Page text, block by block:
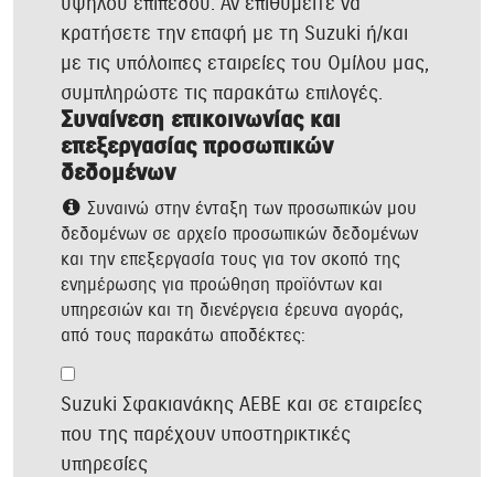
κρατήσετε την επαφή με τη Suzuki ή/και
με τις υπόλοιπες εταιρείες του Ομίλου μας,
συμπληρώστε τις παρακάτω επιλογές.
Συναίνεση επικοινωνίας και
επεξεργασίας προσωπικών
δεδομένων
Συναινώ στην ένταξη των προσωπικών μου
δεδομένων σε αρχείο προσωπικών δεδομένων
και την επεξεργασία τους για τον σκοπό της
ενημέρωσης για προώθηση προϊόντων και
υπηρεσιών και τη διενέργεια έρευνα αγοράς,
από τους παρακάτω αποδέκτες:
Suzuki Σφακιανάκης ΑΕΒΕ και σε εταιρείες
που της παρέχουν υποστηρικτικές
υπηρεσίες